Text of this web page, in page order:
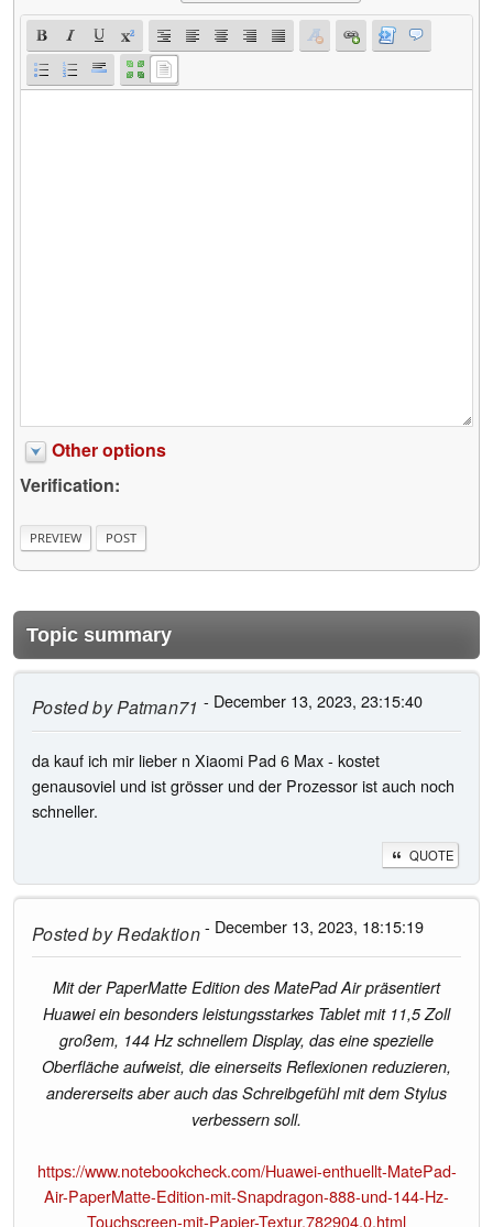
Other options
Verification:
Topic summary
Posted byPatman71 - December 13, 2023, 23:15:40
da kauf ich mir lieber n Xiaomi Pad 6 Max - kostet
genausoviel und ist grösser und der Prozessor ist auch noch
schneller.
QUOTE
Posted byRedaktion- December 13, 2023, 18:15:19
Mit der PaperMatte Edition des MatePad Air präsentiert
Huawei ein besonders leistungsstarkes Tablet mit 11,5 Zoll
großem, 144 Hz schnellem Display, das eine spezielle
Oberfläche aufweist, die einerseits Reflexionen reduzieren,
andererseits aber auch das Schreibgefühl mit dem Stylus
verbessern soll.
https://www.notebookcheck.com/Huawei-enthuellt-MatePad-
Air-PaperMatte-Edition-mit-Snapdragon-888-und-144-Hz-
Touchscreen-mit-Papier-Textur.782904.0.html